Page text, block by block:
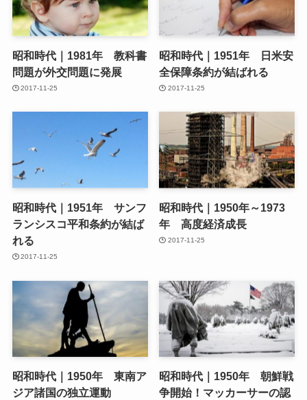
昭和時代｜1981年 教科書
問題が外交問題に発展
2017-11-25
昭和時代｜1951年 日米安
全保障条約が結ばれる
2017-11-25
昭和時代｜1951年 サンフ
ランシスコ平和条約が結ば
れる
2017-11-25
昭和時代｜1950年～1973
年 高度経済成長
2017-11-25
昭和時代｜1950年 東南ア
ジア諸国の独立運動
昭和時代｜1950年 朝鮮戦
争開始！マッカーサーの認